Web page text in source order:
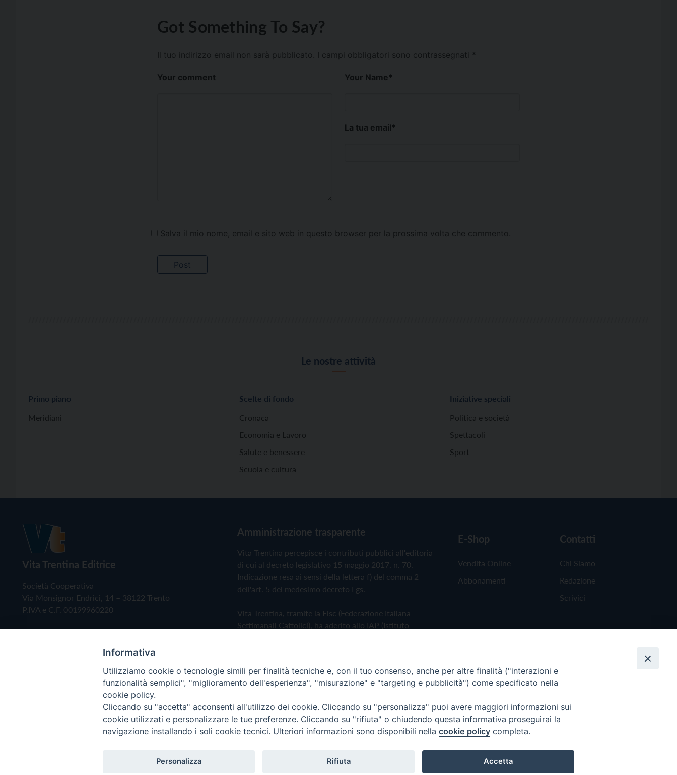
Got Something To Say?
Il tuo indirizzo email non sarà pubblicato. I campi obbligatori sono contrassegnati *
Your comment Your Name*
La tua email*
Salva il mio nome, email e sito web in questo browser per la prossima volta che commento.
Le nostre attività
Primo piano
Meridiani
Scelte di fondo
Cronaca
Economia e Lavoro
Salute e benessere
Scuola e cultura
Iniziative speciali
Politica e società
Spettacoli
Sport
Vita Trentina Editrice
Società Cooperativa
Via Monsignor Endrici, 14 – 38122 Trento
P.IVA e C.F. 00199960220
Amministrazione trasparente
Vita Trentina percepisce i contributi pubblici all'editoria
di cui al decreto legislativo 15 maggio 2017, n. 70.
Indicazione resa ai sensi della lettera f) del comma 2
dell'art. 5 del medesimo decreto Lgs.
Vita Trentina, tramite la Fisc (Federazione Italiana
Settimanali Cattolici), ha aderito allo IAP (Istituto
Privacy Policy Cookie Policy
E-Shop
Vendita Online
Abbonamenti
Contatti
Chi Siamo
Redazione
Scrivici
Copyright © 2019 - Tutti i diritti riservati - Vita Trentina Editrice
Informativa
Utilizziamo cookie o tecnologie simili per finalità tecniche e, con il tuo consenso, anche per altre finalità ("interazioni e
funzionalità semplici", "miglioramento dell'esperienza", "misurazione" e "targeting e pubblicità") come specificato nella
cookie policy.
Cliccando su "accetta" acconsenti all'utilizzo dei cookie. Cliccando su "personalizza" puoi avere maggiori informazioni sui
cookie utilizzati e personalizzare le tue preferenze. Cliccando su "rifiuta" o chiudendo questa informativa proseguirai la
navigazione installando i soli cookie tecnici. Ulteriori informazioni sono disponibili nella cookie policy completa.
Personalizza Rifiuta Accetta